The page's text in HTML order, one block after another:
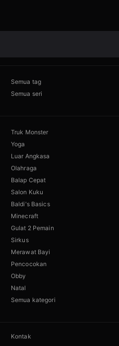
Semua tag
Semua seri
Truk Monster
Yoga
Luar Angkasa
Olahraga
Balap Cepat
Salon Kuku
Baldi's Basics
Minecraft
Gulat 2 Pemain
Sirkus
Merawat Bayi
Pencocokan
Obby
Natal
Semua kategori
Kontak